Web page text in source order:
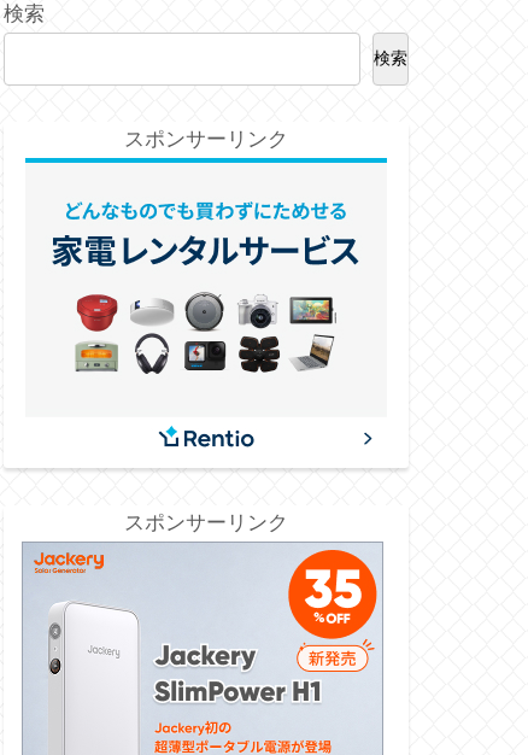
検索
検索
スポンサーリンク
スポンサーリンク